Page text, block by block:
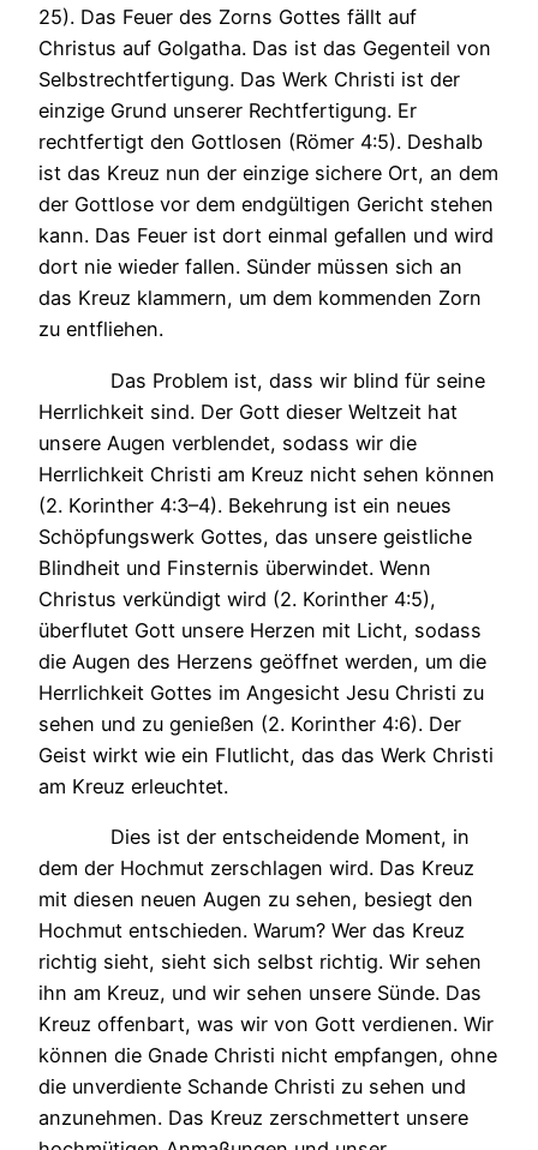
25). Das Feuer des Zorns Gottes fällt auf
Christus auf Golgatha. Das ist das Gegenteil von
Selbstrechtfertigung. Das Werk Christi ist der
einzige Grund unserer Rechtfertigung. Er
rechtfertigt den Gottlosen (Römer 4:5). Deshalb
ist das Kreuz nun der einzige sichere Ort, an dem
der Gottlose vor dem endgültigen Gericht stehen
kann. Das Feuer ist dort einmal gefallen und wird
dort nie wieder fallen. Sünder müssen sich an
das Kreuz klammern, um dem kommenden Zorn
zu entfliehen.
Das Problem ist, dass wir blind für seine
Herrlichkeit sind. Der Gott dieser Weltzeit hat
unsere Augen verblendet, sodass wir die
Herrlichkeit Christi am Kreuz nicht sehen können
(2. Korinther 4:3–4). Bekehrung ist ein neues
Schöpfungswerk Gottes, das unsere geistliche
Blindheit und Finsternis überwindet. Wenn
Christus verkündigt wird (2. Korinther 4:5),
überflutet Gott unsere Herzen mit Licht, sodass
die Augen des Herzens geöffnet werden, um die
Herrlichkeit Gottes im Angesicht Jesu Christi zu
sehen und zu genießen (2. Korinther 4:6). Der
Geist wirkt wie ein Flutlicht, das das Werk Christi
am Kreuz erleuchtet.
Dies ist der entscheidende Moment, in
dem der Hochmut zerschlagen wird. Das Kreuz
mit diesen neuen Augen zu sehen, besiegt den
Hochmut entschieden. Warum? Wer das Kreuz
richtig sieht, sieht sich selbst richtig. Wir sehen
ihn am Kreuz, und wir sehen unsere Sünde. Das
Kreuz offenbart, was wir von Gott verdienen. Wir
können die Gnade Christi nicht empfangen, ohne
die unverdiente Schande Christi zu sehen und
anzunehmen. Das Kreuz zerschmettert unsere